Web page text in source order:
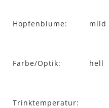
Hopfenblume: mild
Farbe/Optik: hell
Trinktemperatur: